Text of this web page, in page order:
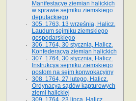
Manifestacye ziemian halickich
w sprawie sejmiku ziemskiego
deputackiego
305. 1763, 13 września, Halicz.
Laudum sejmiku ziemskiego
gospodarskiego
306. 1764, 30 stycznia, Halicz.
Konfederacya ziemian halickich
307. 1764, 30 stycznia, Halicz.
Instrukcya sejmiku ziemskiego
posłom na sejm konwokacyjny
308. 1764, 27 lutego, Halicz.
Ordynacya sądów kapturowych
ziemi halickiej
309. 1764, 23 lipca, Halicz.